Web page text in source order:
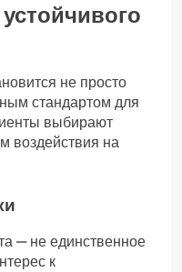
не просто
стандартом для
выбирают
воздействия на
— не единственное
к